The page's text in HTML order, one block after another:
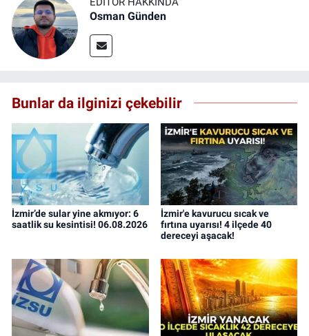
Osman Günden
Bunlar da ilginizi çekebilir
İzmir’de sular yine akmıyor: 6
saatlik su kesintisi! 06.08.2026
İzmir'e kavurucu sıcak ve
fırtına uyarısı! 4 ilçede 40
dereceyi aşacak!